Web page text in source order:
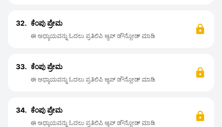
32. ಕೆಂಪು ಪ್ರೇಮ
ಈ ಅಧ್ಯಾಯವನ್ನು ಓದಲು ಪ್ರತಿಲಿಪಿ ಆ್ಯಪ್ ಡೌನ್ಲೋಡ್ ಮಾಡಿ
33. ಕೆಂಪು ಪ್ರೇಮ
ಈ ಅಧ್ಯಾಯವನ್ನು ಓದಲು ಪ್ರತಿಲಿಪಿ ಆ್ಯಪ್ ಡೌನ್ಲೋಡ್ ಮಾಡಿ
34. ಕೆಂಪು ಪ್ರೇಮ
ಈ ಅಧ್ಯಾಯವನ್ನು ಓದಲು ಪ್ರತಿಲಿಪಿ ಆ್ಯಪ್ ಡೌನ್ಲೋಡ್ ಮಾಡಿ